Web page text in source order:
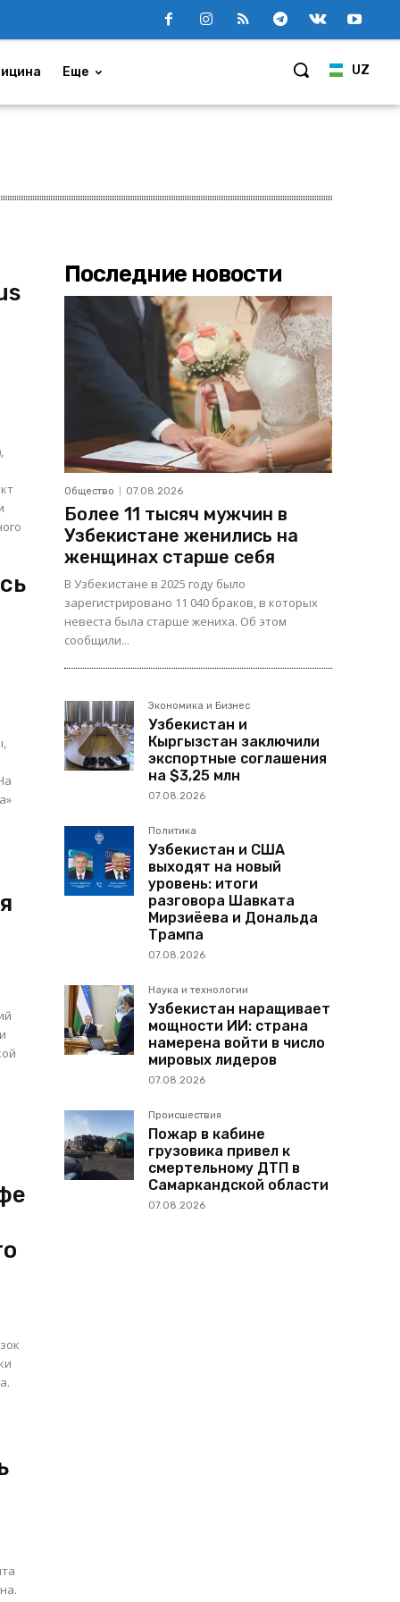
UZ
Еще
Последние новости
Общество 07.08.2026
Более 11 тысяч мужчин в
Узбекистане женились на
женщинах старше себя
В Узбекистане в 2025 году было
зарегистрировано 11 040 браков, в которых
невеста была старше жениха. Об этом
сообщили...
Экономика и Бизнес
Узбекистан и
Кыргызстан заключили
экспортные соглашения
на $3,25 млн
07.08.2026
Политика
Узбекистан и США
выходят на новый
уровень: итоги
разговора Шавката
Мирзиёева и Дональда
Трампа
07.08.2026
Наука и технологии
Узбекистан наращивает
мощности ИИ: страна
намерена войти в число
мировых лидеров
07.08.2026
Происшествия
Пожар в кабине
грузовика привел к
смертельному ДТП в
Самаркандской области
07.08.2026